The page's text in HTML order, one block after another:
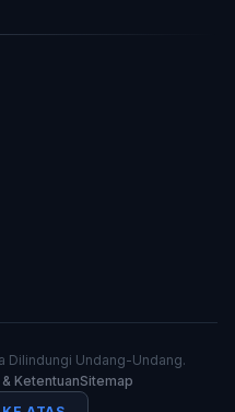
Dilindungi Undang-Undang.
KetentuanSitemap